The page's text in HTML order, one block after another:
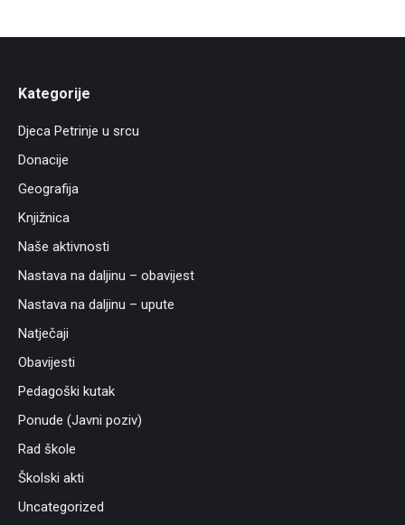
Kategorije
Djeca Petrinje u srcu
Donacije
Geografija
Knjižnica
Naše aktivnosti
Nastava na daljinu – obavijest
Nastava na daljinu – upute
Natječaji
Obavijesti
Pedagoški kutak
Ponude (Javni poziv)
Rad škole
Školski akti
Uncategorized